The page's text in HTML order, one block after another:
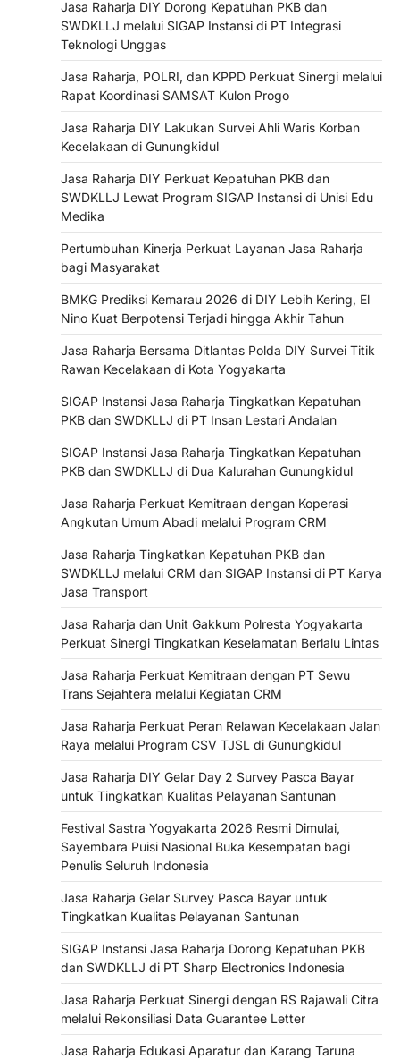
Jasa Raharja DIY Dorong Kepatuhan PKB dan
SWDKLLJ melalui SIGAP Instansi di PT Integrasi
Teknologi Unggas
Jasa Raharja, POLRI, dan KPPD Perkuat Sinergi melalui
Rapat Koordinasi SAMSAT Kulon Progo
Jasa Raharja DIY Lakukan Survei Ahli Waris Korban
Kecelakaan di Gunungkidul
Jasa Raharja DIY Perkuat Kepatuhan PKB dan
SWDKLLJ Lewat Program SIGAP Instansi di Unisi Edu
Medika
Pertumbuhan Kinerja Perkuat Layanan Jasa Raharja
bagi Masyarakat
BMKG Prediksi Kemarau 2026 di DIY Lebih Kering, El
Nino Kuat Berpotensi Terjadi hingga Akhir Tahun
Jasa Raharja Bersama Ditlantas Polda DIY Survei Titik
Rawan Kecelakaan di Kota Yogyakarta
SIGAP Instansi Jasa Raharja Tingkatkan Kepatuhan
PKB dan SWDKLLJ di PT Insan Lestari Andalan
SIGAP Instansi Jasa Raharja Tingkatkan Kepatuhan
PKB dan SWDKLLJ di Dua Kalurahan Gunungkidul
Jasa Raharja Perkuat Kemitraan dengan Koperasi
Angkutan Umum Abadi melalui Program CRM
Jasa Raharja Tingkatkan Kepatuhan PKB dan
SWDKLLJ melalui CRM dan SIGAP Instansi di PT Karya
Jasa Transport
Jasa Raharja dan Unit Gakkum Polresta Yogyakarta
Perkuat Sinergi Tingkatkan Keselamatan Berlalu Lintas
Jasa Raharja Perkuat Kemitraan dengan PT Sewu
Trans Sejahtera melalui Kegiatan CRM
Jasa Raharja Perkuat Peran Relawan Kecelakaan Jalan
Raya melalui Program CSV TJSL di Gunungkidul
Jasa Raharja DIY Gelar Day 2 Survey Pasca Bayar
untuk Tingkatkan Kualitas Pelayanan Santunan
Festival Sastra Yogyakarta 2026 Resmi Dimulai,
Sayembara Puisi Nasional Buka Kesempatan bagi
Penulis Seluruh Indonesia
Jasa Raharja Gelar Survey Pasca Bayar untuk
Tingkatkan Kualitas Pelayanan Santunan
SIGAP Instansi Jasa Raharja Dorong Kepatuhan PKB
dan SWDKLLJ di PT Sharp Electronics Indonesia
Jasa Raharja Perkuat Sinergi dengan RS Rajawali Citra
melalui Rekonsiliasi Data Guarantee Letter
Jasa Raharja Edukasi Aparatur dan Karang Taruna